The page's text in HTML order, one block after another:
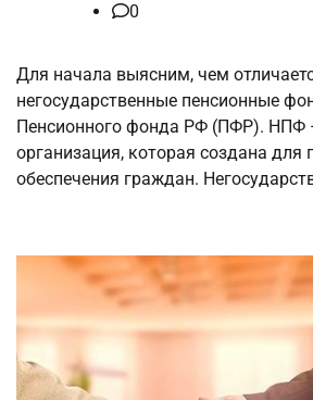
0
Для начала выясним, чем
негосударственные пенсионные
Пенсионного фонда РФ (ПФР). НПФ
организация, которая создана для
обеспечения граждан.